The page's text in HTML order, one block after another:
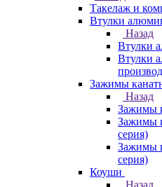
Такелаж и
Втулки
Назад
Втулки
Втулки
Зажимы
Назад
Зажимы
Зажимы
серия)
Зажимы
серия)
Коуши
Назад